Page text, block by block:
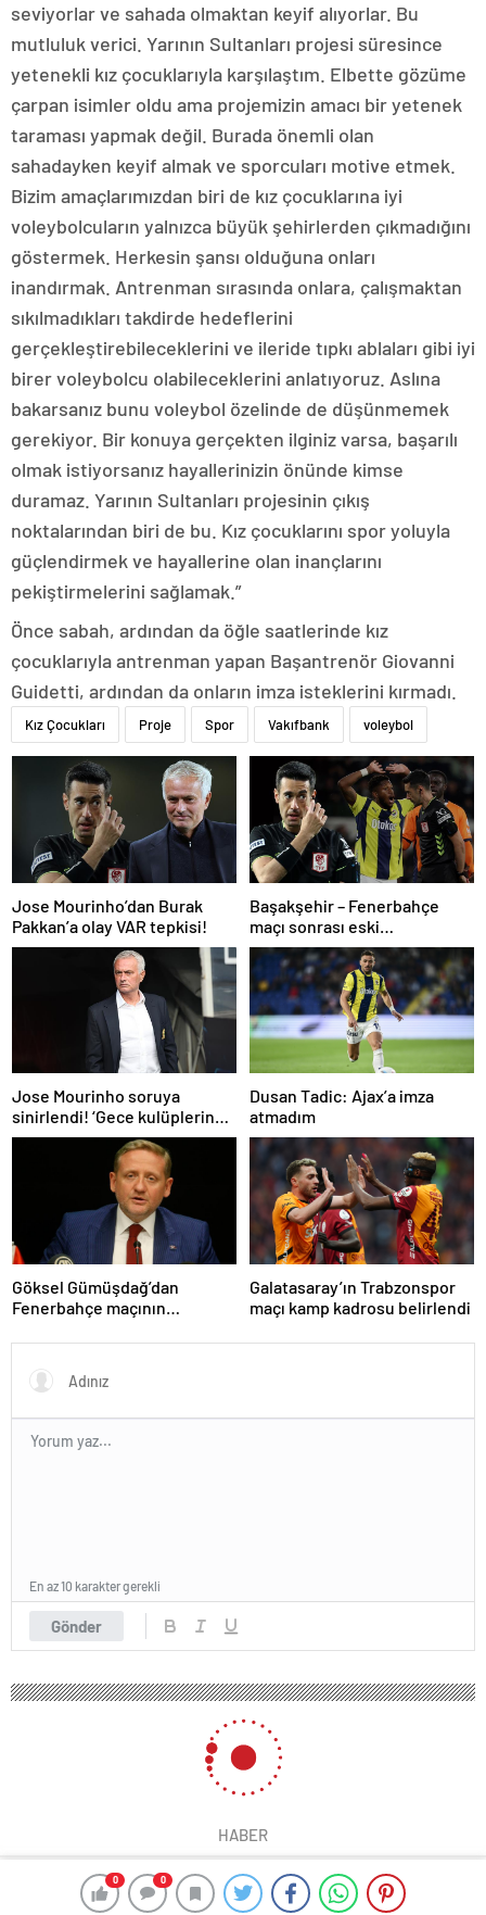
0 0
seviyorlar ve sahada olmaktan keyif alıyorlar. Bu
mutluluk verici. Yarının Sultanları projesi süresince
yetenekli kız çocuklarıyla karşılaştım. Elbette gözüme
çarpan isimler oldu ama projemizin amacı bir yetenek
taraması yapmak değil. Burada önemli olan
sahadayken keyif almak ve sporcuları motive etmek.
Bizim amaçlarımızdan biri de kız çocuklarına iyi
voleybolcuların yalnızca büyük şehirlerden çıkmadığını
göstermek. Herkesin şansı olduğuna onları
inandırmak. Antrenman sırasında onlara, çalışmaktan
sıkılmadıkları takdirde hedeflerini
gerçekleştirebileceklerini ve ileride tıpkı ablaları gibi iyi
birer voleybolcu olabileceklerini anlatıyoruz. Aslına
bakarsanız bunu voleybol özelinde de düşünmemek
gerekiyor. Bir konuya gerçekten ilginiz varsa, başarılı
olmak istiyorsanız hayallerinizin önünde kimse
duramaz. Yarının Sultanları projesinin çıkış
noktalarından biri de bu. Kız çocuklarını spor yoluyla
güçlendirmek ve hayallerine olan inançlarını
pekiştirmelerini sağlamak.”
Önce sabah, ardından da öğle saatlerinde kız
çocuklarıyla antrenman yapan Başantrenör Giovanni
Guidetti, ardından da onların imza isteklerini kırmadı.
Kız Çocukları Proje Spor Vakıfbank voleybol
Jose Mourinho’dan Burak
Pakkan’a olay VAR tepkisi!
Başakşehir – Fenerbahçe
maçı sonrası eski
hakemlerden penaltı ve gol
iptali çıkışı! ‘2 kırmızı kartı
atladı’
Jose Mourinho soruya
sinirlendi! ‘Gece kulüplerine
gidip keyif alıyorum’
Dusan Tadic: Ajax’a imza
atmadım
Göksel Gümüşdağ’dan
Fenerbahçe maçının
Galatasaray’ın Trabzonspor
maçı kamp kadrosu belirlendi
Gönder
En az 10 karakter gerekli
HABER